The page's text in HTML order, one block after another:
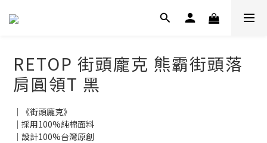
RETOP 街頭龐克 熊霸街頭落
肩圓領T 黑
｜《街頭龐克》
｜採用100%純棉面料
｜設計100%台灣原創